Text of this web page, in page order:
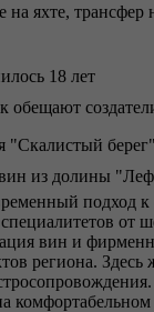
яхте,
вин из долины
подход к
вин и
региона.
18 лет